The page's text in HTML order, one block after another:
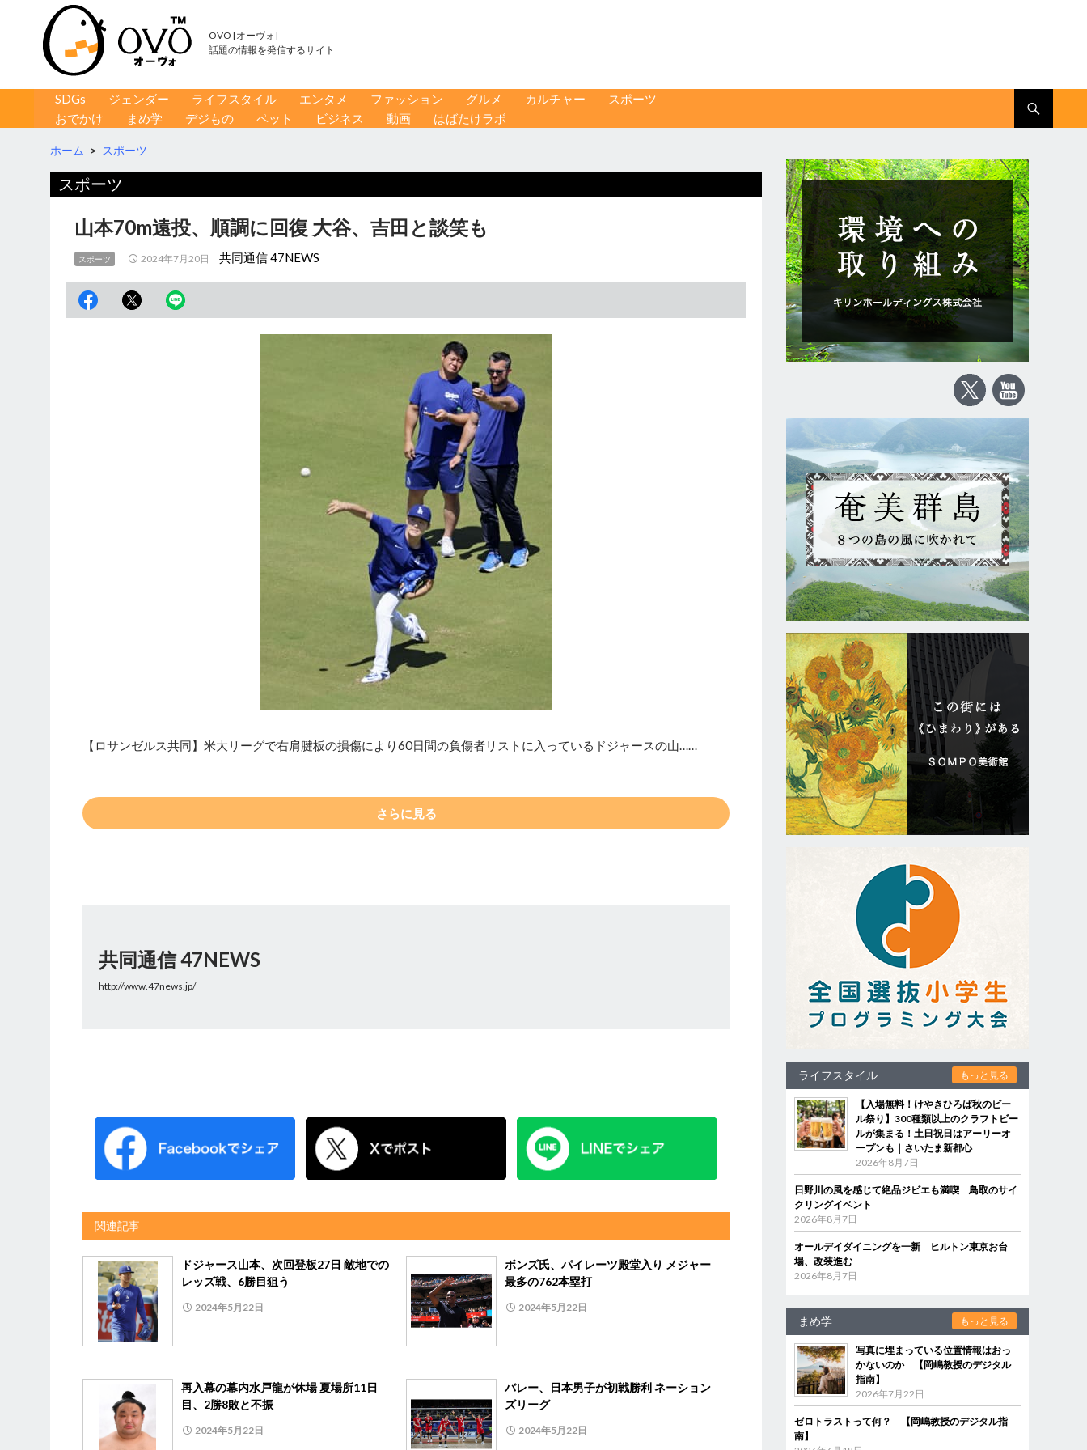
OVO [オーヴォ]
話題の情報を発信するサイト
コンテンツへ移動
SDGs ジェンダー ライフスタイル エンタメ ファッション グルメ カルチャー
スポーツ
おでかけ
まめ学 デジもの ペット ビジネス 動画 はばたけラボ
ホーム > スポーツ
スポーツ
山本70m遠投、順調に回復 大谷、吉田と談笑も
スポーツ 2024年7月20日 共同通信 47NEWS
【ロサンゼルス共同】米大リーグで右肩腱板の損傷により60日間の負傷者リストに入っているドジャースの山……
さらに見る
共同通信 47NEWS
http://www.47news.jp/
関連記事
ドジャース山本、次回登板27日 敵地での
レッズ戦、6勝目狙う
2024年5月22日
ボンズ氏、パイレーツ殿堂入り メジャー
最多の762本塁打
2024年5月22日
再入幕の幕内水戸龍が休場 夏場所11日
目、2勝8敗と不振
2024年5月22日
バレー、日本男子が初戦勝利 ネーション
ズリーグ
2024年5月22日
ライフスタイル もっと見る
【入場無料！けやきひろば秋のビー
ル祭り】300種類以上のクラフトビー
ルが集まる！土日祝日はアーリーオ
ープンも｜さいたま新都心
2026年8月7日
日野川の風を感じて絶品ジビエも満喫 鳥取のサイ
クリングイベント
2026年8月7日
オールデイダイニングを一新 ヒルトン東京お台
場、改装進む
2026年8月7日
まめ学 もっと見る
写真に埋まっている位置情報はおっ
かないのか 【岡嶋教授のデジタル
指南】
2026年7月22日
ゼロトラストって何？ 【岡嶋教授のデジタル指
南】